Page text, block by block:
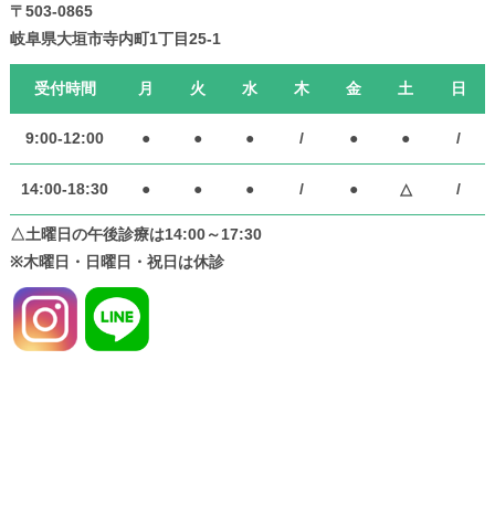
〒503-0865
岐阜県大垣市寺内町1丁目25-1
受付時間 月 火 水 木 金 土 日
9:00-12:00 ● ● ● / ● ● /
14:00-18:30 ● ● ● / ● △ /
△土曜日の午後診療は14:00～17:30
※木曜日・日曜日・祝日は休診